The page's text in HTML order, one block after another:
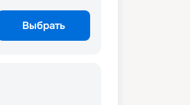
Выбрать